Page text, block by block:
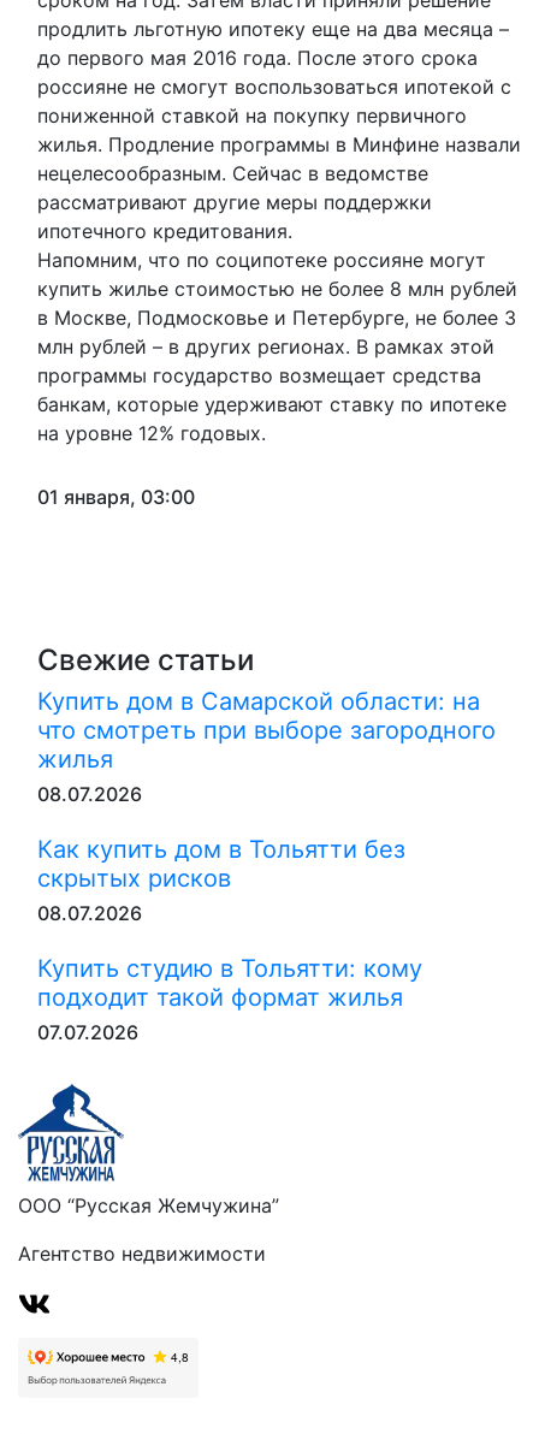
продлить льготную ипотеку еще на два месяца –
до первого мая 2016 года. После этого срока
россияне не смогут воспользоваться ипотекой с
пониженной ставкой на покупку первичного
жилья. Продление программы в Минфине назвали
нецелесообразным. Сейчас в ведомстве
рассматривают другие меры поддержки
ипотечного кредитования.
Напомним, что по соципотеке россияне могут
купить жилье стоимостью не более 8 млн рублей
в Москве, Подмосковье и Петербурге, не более 3
млн рублей – в других регионах. В рамках этой
программы государство возмещает средства
банкам, которые удерживают ставку по ипотеке
на уровне 12% годовых.
01 января, 03:00
Свежие статьи
Купить дом в Самарской области: на
что смотреть при выборе загородного
жилья
08.07.2026
Как купить дом в Тольятти без
скрытых рисков
08.07.2026
Купить студию в Тольятти: кому
подходит такой формат жилья
07.07.2026
ООО “Русская Жемчужина”
Агентство недвижимости